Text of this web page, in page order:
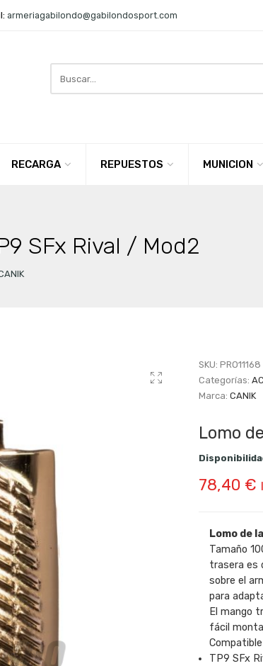
armeriagabilondo@gabilondosport.com
here
RECARGA REPUESTOS MUNICION
SFx Rival / Mod2
SKU: PRO11168
Categorías:
Marca: CANIK
Lomo
78,40 €
Lomo de
Tamaño
trasera es
sobre el
para
El mango
fácil
TP9 SFx